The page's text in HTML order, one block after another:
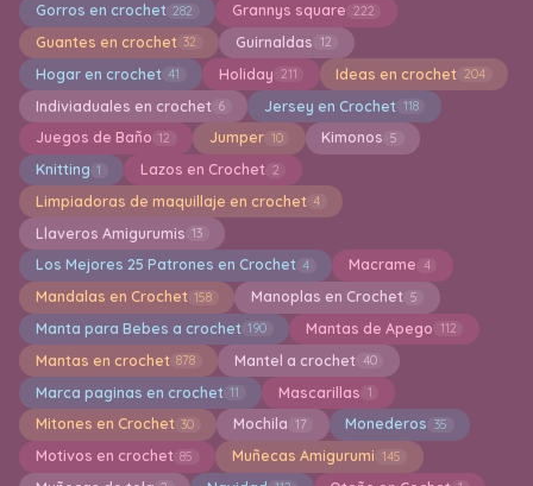
Gorros en crochet 282 Grannys square 222
Guantes en crochet 32 Guirnaldas 12
Hogar en crochet 41 Holiday 211 Ideas en crochet 204
Indiviaduales en crochet 6 Jersey en Crochet 118
Juegos de Baño 12 Jumper 10 Kimonos 5
Knitting 1 Lazos en Crochet 2
Limpiadoras de maquillaje en crochet 4
Llaveros Amigurumis 13
Los Mejores 25 Patrones en Crochet 4 Macrame 4
Mandalas en Crochet 158 Manoplas en Crochet 5
Manta para Bebes a crochet 190 Mantas de Apego 112
Mantas en crochet 878 Mantel a crochet 40
Marca paginas en crochet 11 Mascarillas 1
Mitones en Crochet 30 Mochila 17 Monederos 35
Motivos en crochet 85 Muñecas Amigurumi 145